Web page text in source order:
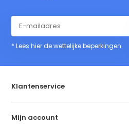
* Lees hier de wettelijke beperkingen
Klantenservice
Mijn account